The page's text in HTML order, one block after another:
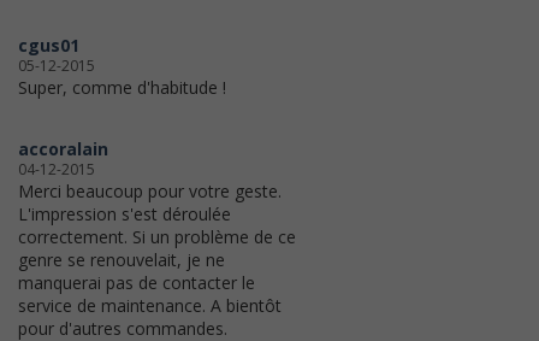
cgus01
05-12-2015
Super, comme d'habitude !
accoralain
04-12-2015
Merci beaucoup pour votre geste.
L'impression s'est déroulée
correctement. Si un problème de ce
genre se renouvelait, je ne
manquerai pas de contacter le
service de maintenance. A bientôt
pour d'autres commandes.